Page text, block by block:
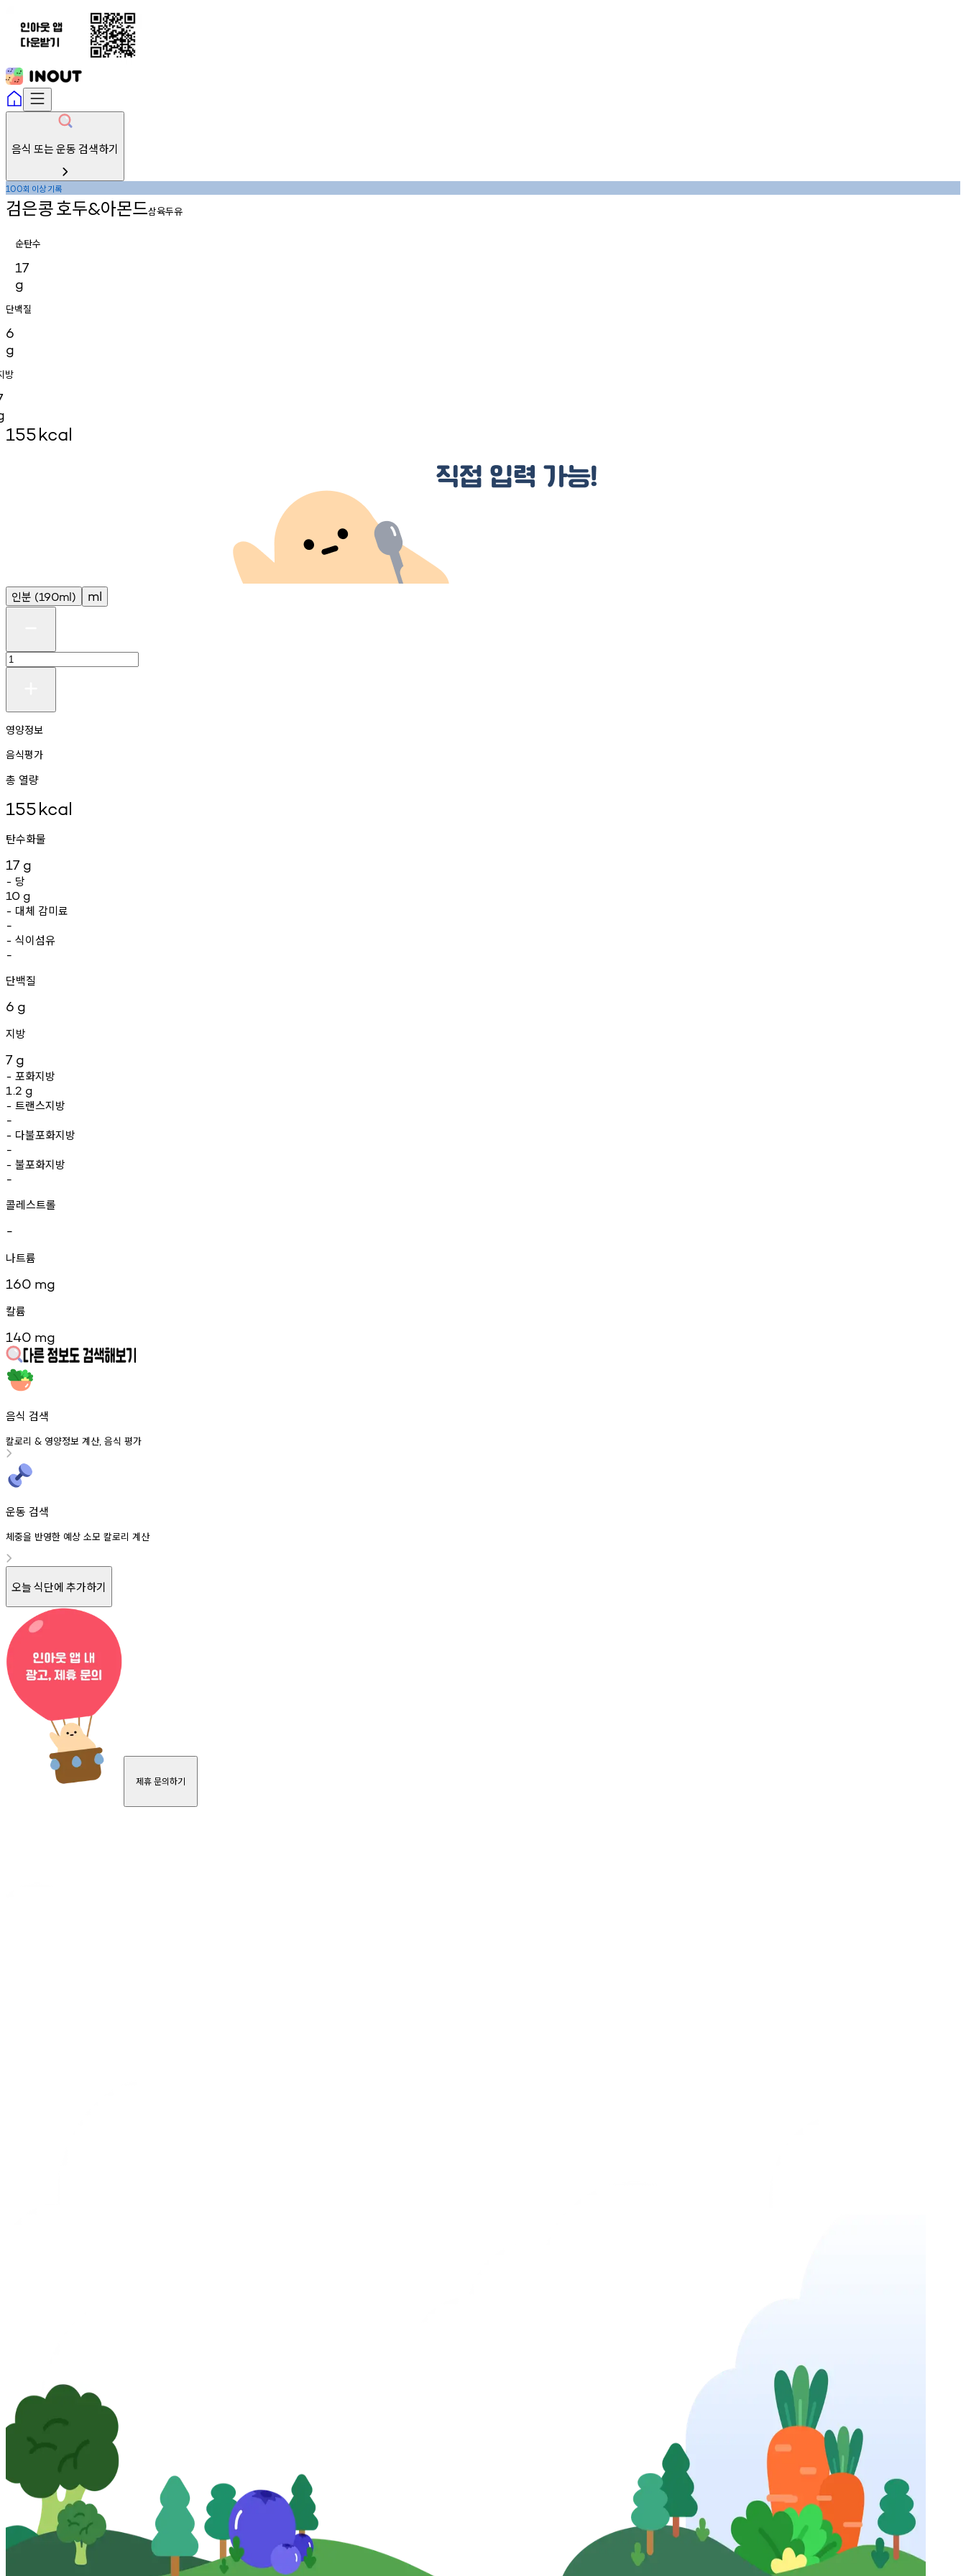
음식 또는 운동 검색하기
100회 이상기록
검은콩호두&아몬드삼육두유
순탄수
17
g
단백질
6
g
방
155kcal
인분 (190ml) ml
영양정보
음식평가
총 열량
155kcal
탄수화물
17 g
- 당
10 g
- 대체 감미료
-
- 식이섬유
-
단백질
6 g
지방
7 g
- 포화지방
1.2 g
- 트랜스지방
-
- 다불포화지방
-
- 불포화지방
-
콜레스트롤
-
나트륨
160 mg
칼륨
140 mg
음식 검색
칼로리 & 영양정보 계산, 음식 평가
운동 검색
체중을 반영한 예상 소모 칼로리 계산
오늘 식단에 추가하기
제휴 문의하기